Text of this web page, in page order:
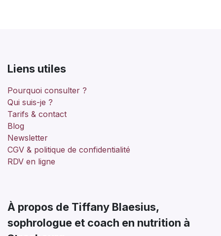
Liens utiles
Pourquoi consulter ?
Qui suis-je ?
Tarifs & contact
Blog
Newsletter
CGV & politique de confidentialité
RDV en ligne
À propos de Tiffany Blaesius,
sophrologue et coach en nutrition à